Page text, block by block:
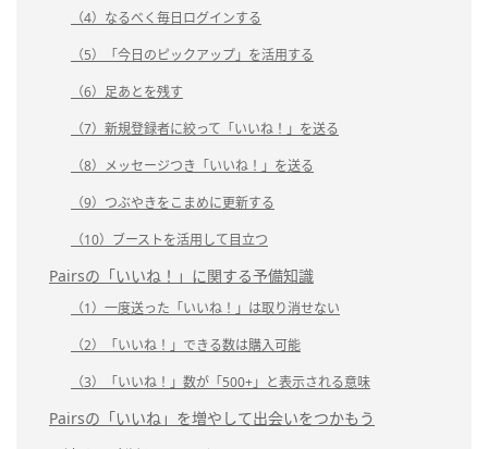
（4）なるべく毎日ログインする
（5）「今日のピックアップ」を活用する
（6）足あとを残す
（7）新規登録者に絞って「いいね！」を送る
（8）メッセージつき「いいね！」を送る
（9）つぶやきをこまめに更新する
（10）ブーストを活用して目立つ
Pairsの「いいね！」に関する予備知識
（1）一度送った「いいね！」は取り消せない
（2）「いいね！」できる数は購入可能
（3）「いいね！」数が「500+」と表示される意味
Pairsの「いいね」を増やして出会いをつかもう